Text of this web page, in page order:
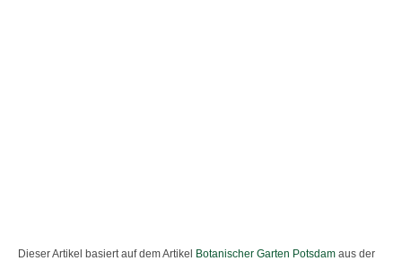
Dieser Artikel basiert auf dem Artikel Botanischer Garten Potsdam aus der